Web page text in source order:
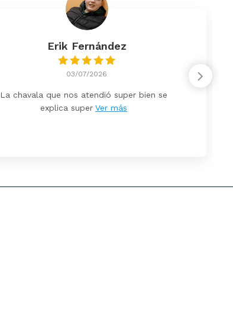
Erik Fernández
03/07/2026
La chavala que nos atendió super bien se
explica super Ver más